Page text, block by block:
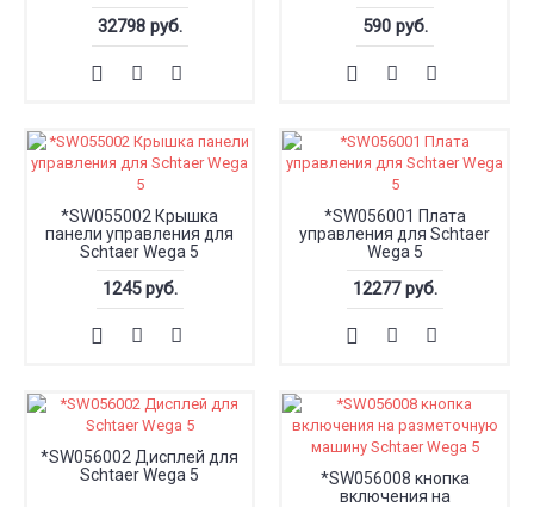
32798 руб. 590 руб.
*SW055002 Крышка
панели управления для
Schtaer Wega 5
1245 руб.
*SW056001 Плата
управления для Schtaer
Wega 5
12277 руб.
*SW056002 Дисплей для
Schtaer Wega 5
*SW056008 кнопка
включения на